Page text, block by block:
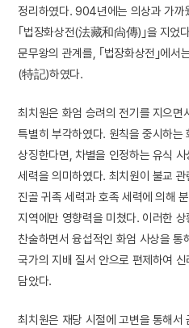
정리하였다. 904년에는 의상과 가까
｢법장화상전(法藏和尙傳)｣을 지었
문무왕의 관계를, ｢법장화상전｣에서
(特記)하였다.
최치원은 화엄 승려의 전기를 지으면
특별히 부각하였다. 원칙을 중시하는
상징한다면, 차별을 인정하는 유식
세력을 의미하였다. 최치원이 불교
진골 귀족 세력과 호족 세력에 의해
지역에만 영향력을 미쳤다. 이러한
찬술하면서 융섭적인 화엄 사상을
국가의 지배 질서 안으로 편제하여
담았다.
최치원은 재당 시절에 고변을 통해